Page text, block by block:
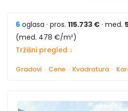
6 oglasa · pros. 115.733 € · med.
(med. 478 €/m²)
Tržišni pregled ↓
Gradovi · Cene · Kvadratura ·